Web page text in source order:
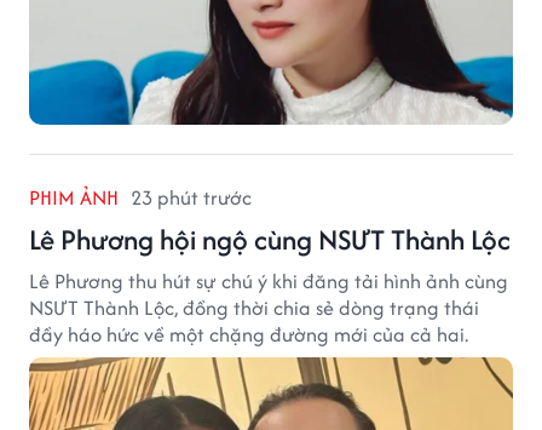
PHIM ẢNH 23 phút trước
Lê Phương hội ngộ cùng NSƯT Thành Lộc
Lê Phương thu hút sự chú ý khi đăng tải hình ảnh cùng
NSƯT Thành Lộc, đồng thời chia sẻ dòng trạng thái
đầy háo hức về một chặng đường mới của cả hai.